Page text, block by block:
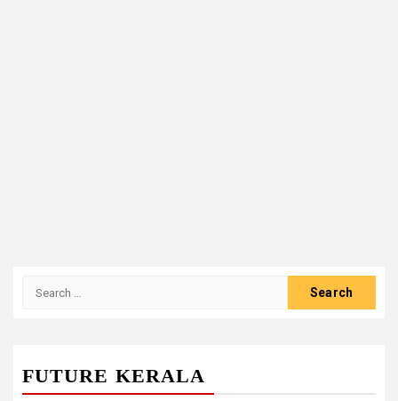
FUTURE KERALA